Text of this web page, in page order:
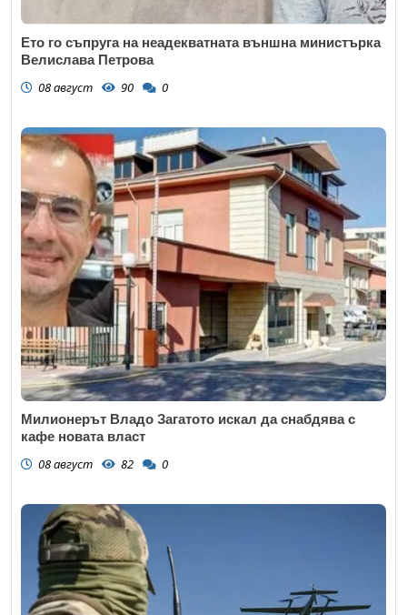
Ето го съпруга на неадекватната външна министърка
Велислава Петрова
08 август 90 0
Милионерът Владо Загатото искал да снабдява с
кафе новата власт
08 август 82 0